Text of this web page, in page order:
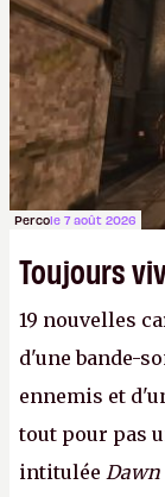
Percole 7 août 2026
Toujours
19 nouvelles
d'une bande-
ennemis et
tout pour pas
intitulée Dawn